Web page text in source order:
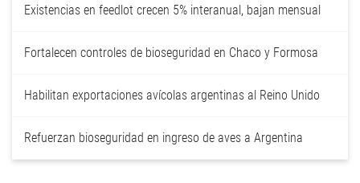
Existencias en feedlot crecen 5% interanual, bajan mensual
Fortalecen controles de bioseguridad en Chaco y Formosa
Habilitan exportaciones avícolas argentinas al Reino Unido
Refuerzan bioseguridad en ingreso de aves a Argentina